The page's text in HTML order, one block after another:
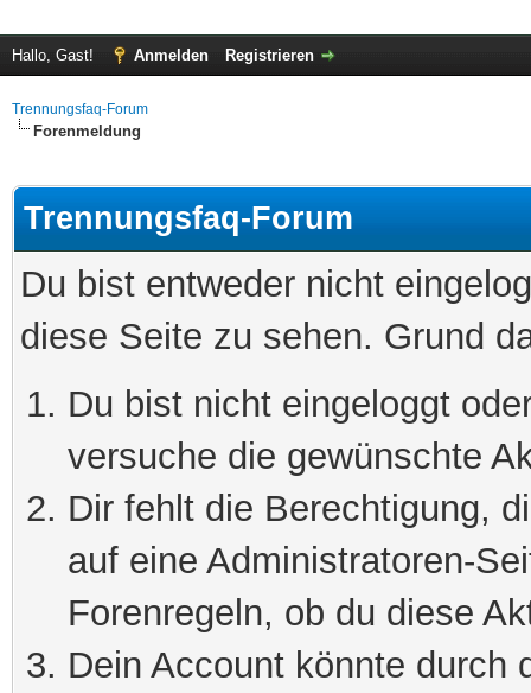
Hallo, Gast! Anmelden Registrieren
Trennungsfaq-Forum
Forenmeldung
Trennungsfaq-Forum
Du bist entweder nicht
diese Seite zu sehen. Grund
Du bist nicht eingeloggt
versuche die gewünschte
Dir fehlt die Berechtigung,
auf eine Administratoren-
Forenregeln, ob du diese
Dein Account könnte durch